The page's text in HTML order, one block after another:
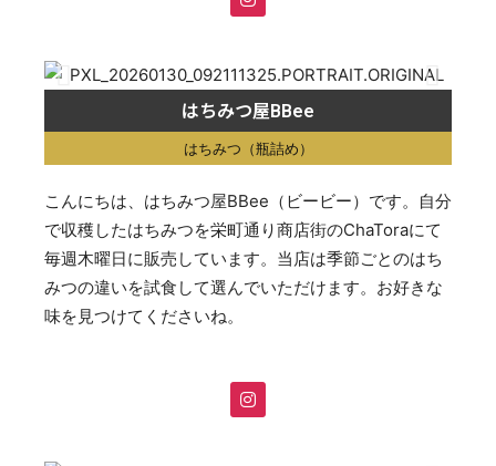
はちみつ屋BBee
はちみつ（瓶詰め）
こんにちは、はちみつ屋BBee（ビービー）です。自分
で収穫したはちみつを栄町通り商店街のChaToraにて
毎週木曜日に販売しています。当店は季節ごとのはち
みつの違いを試食して選んでいただけます。お好きな
味を見つけてくださいね。